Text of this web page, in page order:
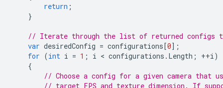
return ;
}
// Iterate through the list of returned configs
var desiredConfig = configurations[0];
for (int i = 1 ; i < configurations . Length ; ++i )
{
// Choose a config for a given camera that
// target FPS and texture dimension. If